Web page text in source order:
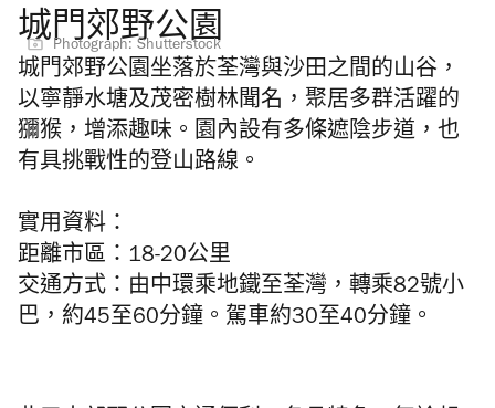
城門郊野公園
Photograph: Shutterstock
城門郊野公園坐落於荃灣與沙田之間的山谷，
以寧靜水塘及茂密樹林聞名，聚居多群活躍的
獼猴，增添趣味。園內設有多條遮陰步道，也
有具挑戰性的登山路線。
實用資料：
距離市區：18-20公里
交通方式：由中環乘地鐵至荃灣，轉乘82號小
巴，約45至60分鐘。駕車約30至40分鐘。